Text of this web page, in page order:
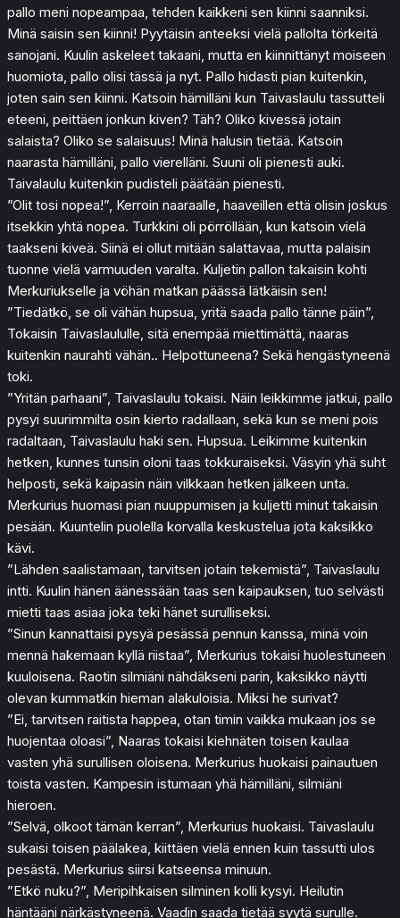
pallo meni nopeampaa, tehden kaikkeni sen kiinni saanniksi.
Minä saisin sen kiinni! Pyytäisin anteeksi vielä pallolta törkeitä
sanojani. Kuulin askeleet takaani, mutta en kiinnittänyt moiseen
huomiota, pallo olisi tässä ja nyt. Pallo hidasti pian kuitenkin,
joten sain sen kiinni. Katsoin hämilläni kun Taivaslaulu tassutteli
eteeni, peittäen jonkun kiven? Täh? Oliko kivessä jotain
salaista? Oliko se salaisuus! Minä halusin tietää. Katsoin
naarasta hämilläni, pallo vierelläni. Suuni oli pienesti auki.
Taivalaulu kuitenkin pudisteli päätään pienesti.
”Olit tosi nopea!”, Kerroin naaraalle, haaveillen että olisin joskus
itsekkin yhtä nopea. Turkkini oli pörröllään, kun katsoin vielä
taakseni kiveä. Siinä ei ollut mitään salattavaa, mutta palaisin
tuonne vielä varmuuden varalta. Kuljetin pallon takaisin kohti
Merkuriukselle ja vöhän matkan päässä lätkäisin sen!
”Tiedätkö, se oli vähän hupsua, yritä saada pallo tänne päin”,
Tokaisin Taivaslaululle, sitä enempää miettimättä, naaras
kuitenkin naurahti vähän.. Helpottuneena? Sekä hengästyneenä
toki.
”Yritän parhaani”, Taivaslaulu tokaisi. Näin leikkimme jatkui, pallo
pysyi suurimmilta osin kierto radallaan, sekä kun se meni pois
radaltaan, Taivaslaulu haki sen. Hupsua. Leikimme kuitenkin
hetken, kunnes tunsin oloni taas tokkuraiseksi. Väsyin yhä suht
helposti, sekä kaipasin näin vilkkaan hetken jälkeen unta.
Merkurius huomasi pian nuuppumisen ja kuljetti minut takaisin
pesään. Kuuntelin puolella korvalla keskustelua jota kaksikko
kävi.
”Lähden saalistamaan, tarvitsen jotain tekemistä”, Taivaslaulu
intti. Kuulin hänen äänessään taas sen kaipauksen, tuo selvästi
mietti taas asiaa joka teki hänet surulliseksi.
”Sinun kannattaisi pysyä pesässä pennun kanssa, minä voin
mennä hakemaan kyllä riistaa”, Merkurius tokaisi huolestuneen
kuuloisena. Raotin silmiäni nähdäkseni parin, kaksikko näytti
olevan kummatkin hieman alakuloisia. Miksi he surivat?
”Ei, tarvitsen raitista happea, otan timin vaikka mukaan jos se
huojentaa oloasi”, Naaras tokaisi kiehnäten toisen kaulaa
vasten yhä surullisen oloisena. Merkurius huokaisi painautuen
toista vasten. Kampesin istumaan yhä hämilläni, silmiäni
hieroen.
”Selvä, olkoot tämän kerran”, Merkurius huokaisi. Taivaslaulu
sukaisi toisen päälakea, kiittäen vielä ennen kuin tassutti ulos
pesästä. Merkurius siirsi katseensa minuun.
”Etkö nuku?”, Meripihkaisen silminen kolli kysyi. Heilutin
häntääni närkästyneenä. Vaadin saada tietää syytä surulle.